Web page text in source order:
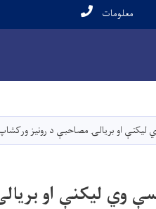
معلومات
او بریالۍ مصاحبې د رونیز
وي لیکنې او